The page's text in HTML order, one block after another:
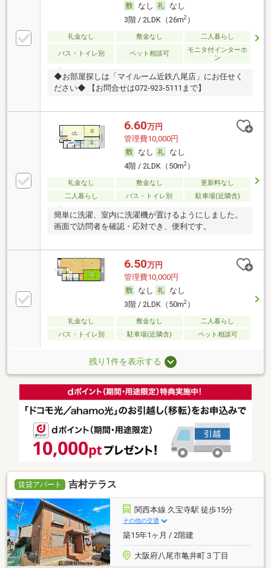
なし
なし
3階 / 2LDK（26m2）
礼金なし 敷金なし 二人暮らし
バス・トイレ別 ペット相談可
モニタ付インターホ
ン
◆お部屋探しは「マイルーム近鉄八尾店」にお任せく
ださい◆ 【お問合せは072-923-5111まで】
6.60万円
管理費10,000円
なし
なし
4階 / 2LDK（50m2）
礼金なし 敷金なし
更新料なし
二人暮らし
バス・トイレ別 駐車場(近隣含)
簡単に洗濯、室内に洗濯機が置けるようにしました。
画面で訪問者を確認・応対でき、便利です。
6.50万円
管理費10,000円
なし
なし
3階 / 2LDK（50m2）
礼金なし 敷金なし
二人暮らし
バス・トイレ別
駐車場(近隣含) ペット相談可
残り1件を表示する
賃貸アパート 吉村テラス
関西本線 久宝寺駅 徒歩15分
その他の交通
築15年1ヶ月 / 2階建
大阪府八尾市亀井町３丁目